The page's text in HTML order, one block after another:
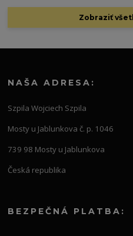
Zobraziť
NAŠA ADRESA:
Szpila Wojciech Szpila
Mosty u Jablunkova č. p. 1046
739 98 Mosty u Jablunkova
Česká republika
BEZPEČNÁ PLATBA: